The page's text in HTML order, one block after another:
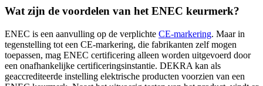
Wat zijn de voordelen van het ENEC keurmerk?
ENEC is een aanvulling op de verplichte CE-markering. Maar in
tegenstelling tot een CE-markering, die fabrikanten zelf mogen
toepassen, mag ENEC certificering alleen worden uitgevoerd door
een onafhankelijke certificeringsinstantie. DEKRA kan als
geaccrediteerde instelling elektrische producten voorzien van een